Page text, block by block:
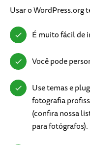
Usar o WordPress.org
É muito fácil de
Você pode
Use temas e
fotografia
(confira nossa
para fotógrafos).